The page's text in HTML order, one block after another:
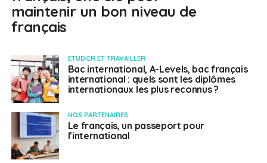
maintenir un bon niveau de
français
ETUDIER ET TRAVAILLER
Bac international, A-Levels, bac français
international : quels sont les diplômes
internationaux les plus reconnus ?
NOS PARTENAIRES
Le français, un passeport pour
l’international